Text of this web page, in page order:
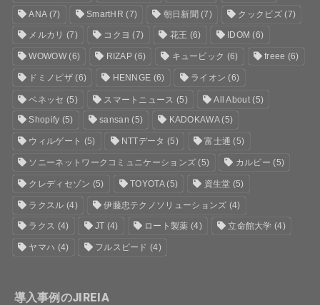
ANA(7) SmartHR (7) 朝日新聞 (7) クックビズ(7)
メルカリ (7) コクヨ (7) 花王 (6) IDOM (6)
WOWOW(6) RIZAP (6) キュービック (6) freee (6)
ドミノピザ(6) HENNGE (6) ライオン (6)
ベネッセ (5) スマートニュース (5) All About(5)
Shopify (5) sansan (5) KADOKAWA(5)
ウィルゲート (5) NTTデータ (5) 富士通 (5)
ソニーネットワークコミュニケーションズ (5) カルビー (5)
クレディセゾン (5) TOYOTA(5) 資生堂 (5)
ラクスル (4) 伊藤忠テクノソリューションズ (4)
ラクス (4) JT (4) ロート製薬 (4) 立命館大学 (4)
ヤマハ (4) フルスピード (4)
導入事例のJIREIA